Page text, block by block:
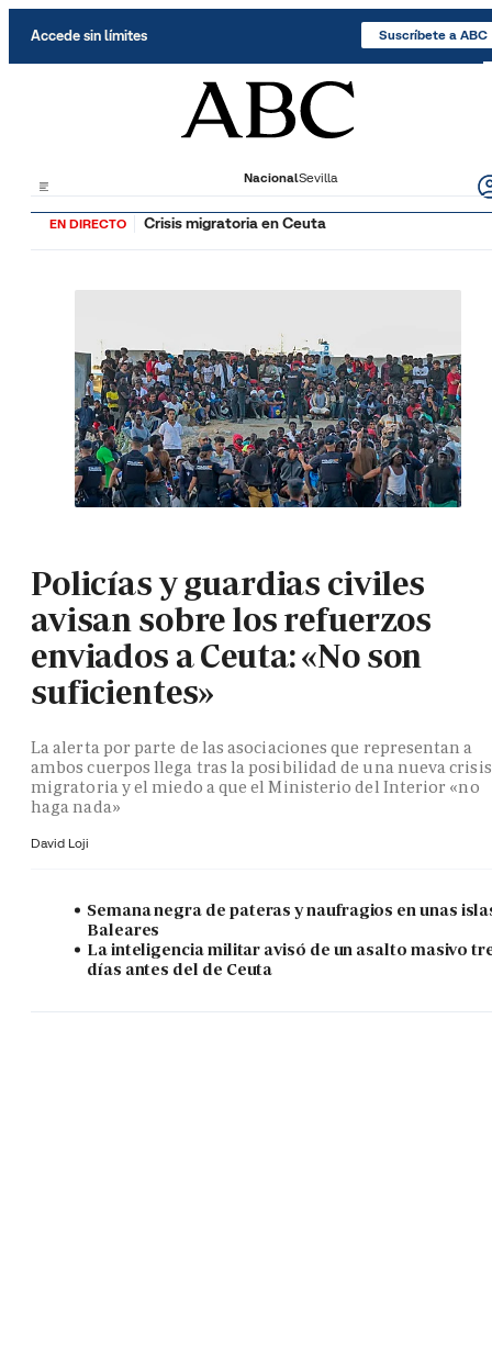
Accede sin límites Suscríbete a ABC
NacionalSevilla
EN DIRECTO Crisis migratoria en Ceuta
Policías y guardias civiles
avisan sobre los refuerzos
enviados a Ceuta: «No son
suficientes»
La alerta por parte de las asociaciones que representan a
ambos cuerpos llega tras la posibilidad de una nueva crisis
migratoria y el miedo a que el Ministerio del Interior «no
haga nada»
David Loji
Semana negra de pateras y naufragios en unas
Baleares
La inteligencia militar avisó de un asalto masivo
días antes del de Ceuta